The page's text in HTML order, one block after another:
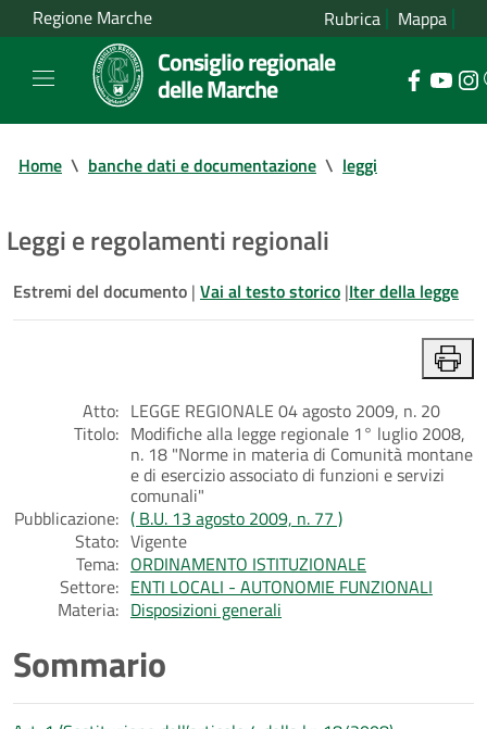
Regione Marche Rubrica Mappa
Consiglio regionale
delle Marche
Home \ banche dati e documentazione \ leggi
Leggi e regolamenti regionali
Estremi del documento | Vai al testo storico |Iter della legge
Atto: LEGGE REGIONALE 04 agosto 2009, n. 20
Titolo: Modifiche alla legge regionale 1° luglio 2008,
n. 18 "Norme in materia di Comunità montane
e di esercizio associato di funzioni e servizi
comunali"
Pubblicazione: ( B.U. 13 agosto 2009, n. 77 )
Stato: Vigente
Tema: ORDINAMENTO ISTITUZIONALE
Settore: ENTI LOCALI - AUTONOMIE FUNZIONALI
Materia: Disposizioni generali
Sommario